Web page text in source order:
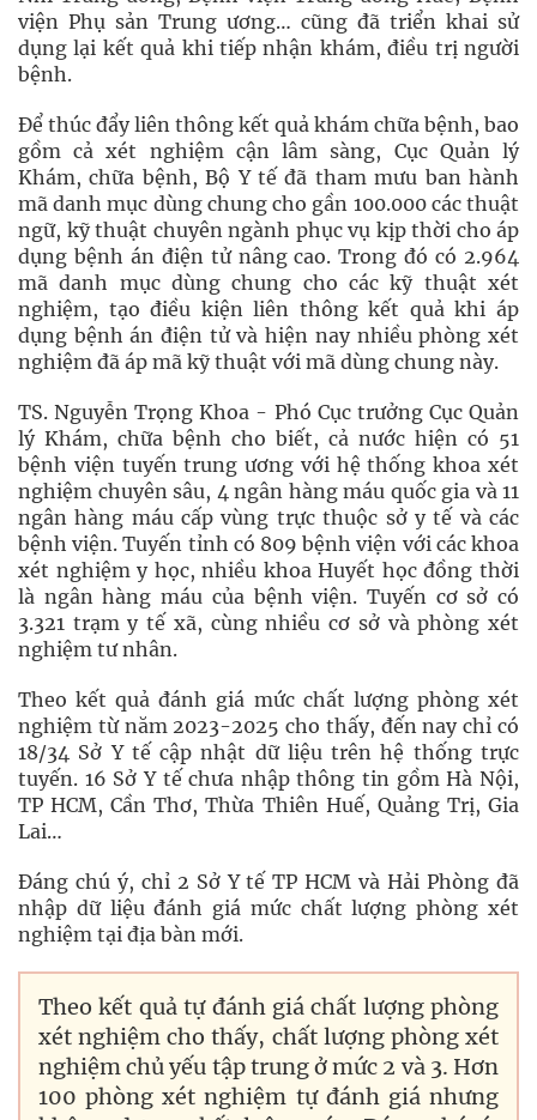
viện Phụ sản Trung ương… cũng đã triển khai sử
dụng lại kết quả khi tiếp nhận khám, điều trị người
bệnh.
Để thúc đẩy liên thông kết quả khám chữa bệnh, bao
gồm cả xét nghiệm cận lâm sàng, Cục Quản lý
Khám, chữa bệnh, Bộ Y tế đã tham mưu ban hành
mã danh mục dùng chung cho gần 100.000 các thuật
ngữ, kỹ thuật chuyên ngành phục vụ kịp thời cho áp
dụng bệnh án điện tử nâng cao. Trong đó có 2.964
mã danh mục dùng chung cho các kỹ thuật xét
nghiệm, tạo điều kiện liên thông kết quả khi áp
dụng bệnh án điện tử và hiện nay nhiều phòng xét
nghiệm đã áp mã kỹ thuật với mã dùng chung này.
TS. Nguyễn Trọng Khoa - Phó Cục trưởng Cục Quản
lý Khám, chữa bệnh cho biết, cả nước hiện có 51
bệnh viện tuyến trung ương với hệ thống khoa xét
nghiệm chuyên sâu, 4 ngân hàng máu quốc gia và 11
ngân hàng máu cấp vùng trực thuộc sở y tế và các
bệnh viện. Tuyến tỉnh có 809 bệnh viện với các khoa
xét nghiệm y học, nhiều khoa Huyết học đồng thời
là ngân hàng máu của bệnh viện. Tuyến cơ sở có
3.321 trạm y tế xã, cùng nhiều cơ sở và phòng xét
nghiệm tư nhân.
Theo kết quả đánh giá mức chất lượng phòng xét
nghiệm từ năm 2023-2025 cho thấy, đến nay chỉ có
18/34 Sở Y tế cập nhật dữ liệu trên hệ thống trực
tuyến. 16 Sở Y tế chưa nhập thông tin gồm Hà Nội,
TP HCM, Cần Thơ, Thừa Thiên Huế, Quảng Trị, Gia
Lai…
Đáng chú ý, chỉ 2 Sở Y tế TP HCM và Hải Phòng đã
nhập dữ liệu đánh giá mức chất lượng phòng xét
nghiệm tại địa bàn mới.
Theo kết quả tự đánh giá chất lượng phòng
xét nghiệm cho thấy, chất lượng phòng xét
nghiệm chủ yếu tập trung ở mức 2 và 3. Hơn
100 phòng xét nghiệm tự đánh giá nhưng